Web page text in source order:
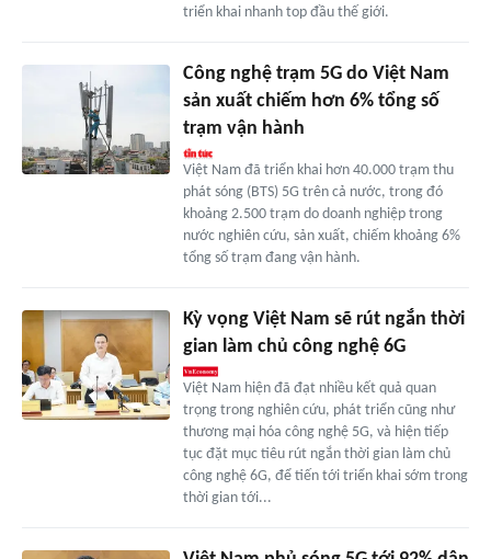
triển khai nhanh top đầu thế giới.
Công nghệ trạm 5G do Việt Nam
sản xuất chiếm hơn 6% tổng số
trạm vận hành
Việt Nam đã triển khai hơn 40.000 trạm thu
phát sóng (BTS) 5G trên cả nước, trong đó
khoảng 2.500 trạm do doanh nghiệp trong
nước nghiên cứu, sản xuất, chiếm khoảng 6%
tổng số trạm đang vận hành.
Kỳ vọng Việt Nam sẽ rút ngắn thời
gian làm chủ công nghệ 6G
Việt Nam hiện đã đạt nhiều kết quả quan
trọng trong nghiên cứu, phát triển cũng như
thương mại hóa công nghệ 5G, và hiện tiếp
tục đặt mục tiêu rút ngắn thời gian làm chủ
công nghệ 6G, để tiến tới triển khai sớm trong
thời gian tới...